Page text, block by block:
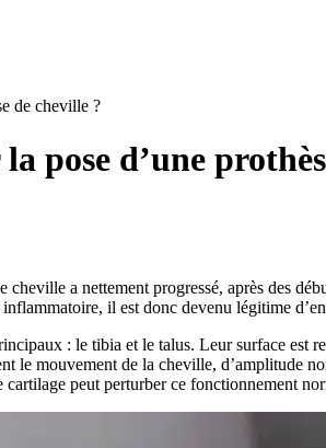
de cheville ?
pose d’une
a nettement progressé, après des
il est donc devenu légitime
: le tibia et le talus. Leur surface est
le mouvement de la cheville, d’amplitude
peut perturber ce fonctionnement